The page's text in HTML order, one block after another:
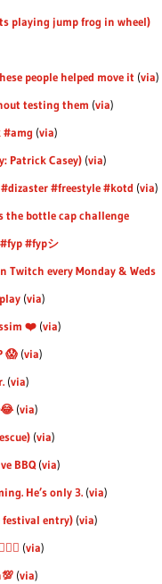
playing jump frog in wheel)
people helped move it (via)
testing them (via)
(via)
Patrick Casey) (via)
#freestyle #kotd (via)
the bottle cap challenge
#fyp #fypシ
every Monday & Weds
(via)
❤️ (via)
😱 (via)
(via)
(via)
(via)
BBQ (via)
He’s only 3. (via)
festival entry) (via)
(via)
(via)